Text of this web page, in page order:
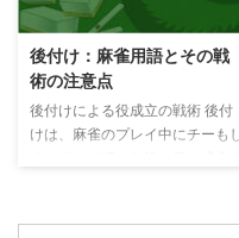
位が振り込んだプレイヤー（捨て
牌を出したプレイヤー）から反
計回りに決まります。具体的には
以下の順番で優先権が与えられま
す。 したがって、ロンアガリし
た人からの位置で言うと、左側の
後付け：麻雀用語とその戦
術の注意点
後付けによる役成立の戦術 後付
けは、麻雀のプレイ中にチーも
によって役が成立すると、その